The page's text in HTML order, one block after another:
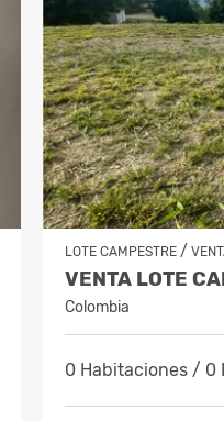
LOTE CAMPESTRE /
Colombia
0 Habitaciones / 0